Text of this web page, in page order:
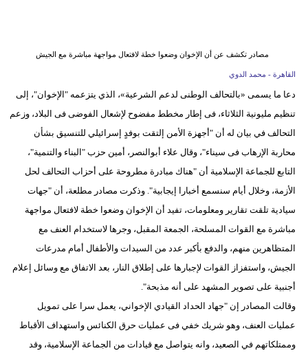
علوم
وتكنولوجيا
أبراج
سيارات
مصادر تكشف عن أن الإخوان وضعوا خطة لافتعال مواجهة مباشرة مع الجيش
القاهرة - محمد الدوي
دعا ما يسمى «بالتحالف الوطنى لدعم الشرعية»، الذي يتزعمه "الإخوان"، إلى
تنظيم مليونية الثلاثاء، فى إطار مخطط مفضوح لإشعال الفوضى فى البلاد، وزعم
التحالف في بيان له أن "أجهزة الأمن إلتقت بوفدٍ إسرائيلي للتنسيق بشأن
محاربة الإرهاب فى سيناء"، وقال علاء أبوالنصر، أمين حزب "البناء والتنمية"،
التابع للجماعة الإسلامية أن "هناك مبادرة مطروحة على أحزاب التحالف لحل
الأزمة، وخلال أيام سنسمع أخبارا إيجابية". وذكرت مصادر مطلعة، أن "جهات
سيادية تلقت تقارير ومعلومات، تفيد أن الإخوان وضعوا خطة لافتعال مواجهة
مباشرة مع القوات المسلحة، الجمعة المقبل، وجرها لاستخدام العنف مع
المتظاهرين منهم، والدفع بأكبر عدد من السيدات والأطفال أمام مدرعات
الجيش، واستفزاز القوات لإجبارها على إطلاق النار، بعد الاتفاق مع وسائل إعلام
أجنبية على تصوير المشهد على أنه مذبحة".
وقالت المصادر إن "جهاد الحداد القيادي الإخواني، يعمل سرا على تمويل
عمليات العنف، وهو شريك خفي فى عمليات حرق الكنائس واستهداف الأقباط
وممتلكاتهم في الصعيد، وانه يتواصل مع قيادات من الجماعة الإسلامية، وقد